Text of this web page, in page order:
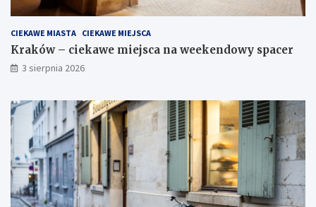
CIEKAWE MIASTA CIEKAWE MIEJSCA
Kraków – ciekawe miejsca na weekendowy spacer
3 sierpnia 2026